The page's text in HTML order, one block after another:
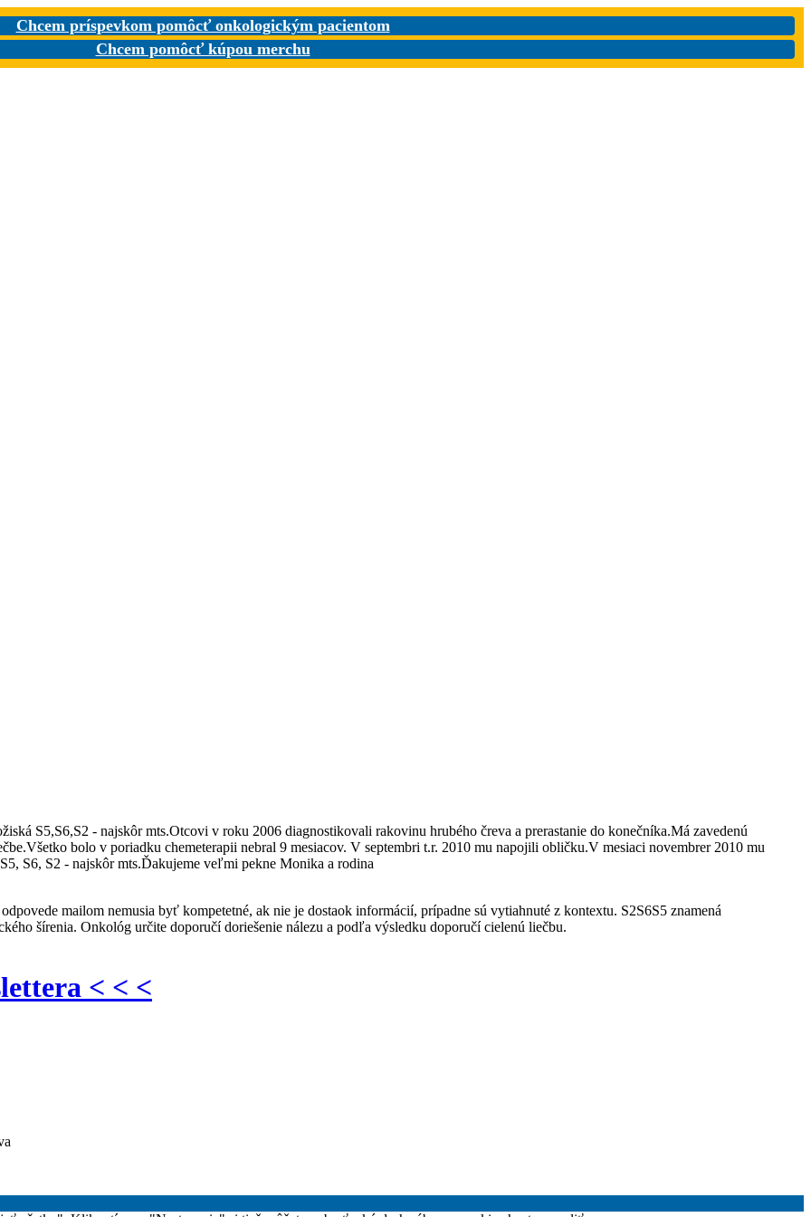
Chcem príspevkom pomôcť onkologickým pacientom
Chcem pomôcť kúpou merchu
S5,S6,S2 - najskôr mts.Otcovi v roku 2006 diagnostikovali rakovinu hrubého čreva a prerastanie do konečníka.Má zavedenú
bolo v poriadku chemeterapii nebral 9 mesiacov. V septembri t.r. 2010 mu napojili obličku.V mesiaci novembrer 2010 mu
S6, S2 - najskôr mts.Ďakujeme veľmi pekne Monika a rodina
mailom nemusia byť kompetetné, ak nie je dostaok informácií, prípadne sú vytiahnuté z kontextu. S2S6S5 znamená
šírenia. Onkológ určite doporučí doriešenie nálezu a podľa výsledku doporučí cielenú liečbu.
< < <